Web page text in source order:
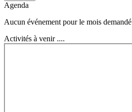
Agenda
Aucun événement pour le mois demandé
Activités à venir ....